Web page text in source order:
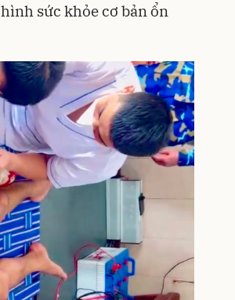
sức khỏe cơ bản ổn